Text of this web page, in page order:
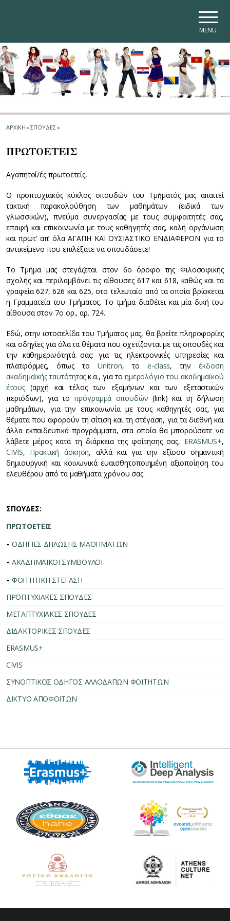
MENU
ΑΡΧΙΚΗ» ΣΠΟΥΔΕΣ»
ΠΡΩΤΟΕΤΕΙΣ
Αγαπητοί/ές πρωτοετείς,
Ο προπτυχιακός κύκλος σπουδών του Τμἠματός μας απαιτεί
τακτική παρακολούθηση των μαθημάτων (ειδικά των
γλωσσικών), πνεύμα συνεργασίας με τους συμφοιτητές σας,
επαφή και επικοινωνία με τους καθηγητές σας, καλή οργάνωση
και πρωτ’ απ’ όλα ΑΓΑΠΗ ΚΑΙ ΟΥΣΙΑΣΤΙΚΟ ΕΝΔΙΑΦΕΡΟΝ για το
αντικείμενο που επιλέξατε να σπουδάσετε!
Το Τμήμα μας στεγάζεται στον 6ο όροφο της Φιλοσοφικής
σχολής και περιλαμβάνει τις αίθουσες 617 και 618, καθώς και τα
γραφεία 627, 626 και 625, στο τελευταίο από τα οποία βρίσκεται
η Γραμματεία του Τμήματος. Το τμήμα διαθέτει και μία δική του
αίθουσα στον 7ο ορ., αρ. 724.
Εδώ, στην ιστοσελίδα του Τμήματος μας, θα βρείτε πληροφορίες
και οδηγίες για όλα τα θέματα που σχετίζονται με τις σπουδές και
την καθημερινότητά σας: για τις ηλεκτρονικές υπηρεσίες και
πλατφόρμες, όπως τοUnitron, το e-class, τηνέκδοση
ακαδημαϊκής ταυτότητας κ.α., για το ημερολόγιο του ακαδημαϊκού
έτους(αρχή και τέλος των εξαμήνων και των εξεταστικών
περιόδων), για τοπρόγραμμά σπουδών (link) και τη δήλωση
μαθημάτων, για την επικοινωνία με τους καθηγητές σας, για
θέματα που αφορούν τη σίτιση και τη στέγαση, για τα διεθνή και
άλλα εκπαιδευτικά προγράμματα, στα οποία θα μπορούσατε να
λάβετε μέρος κατά τη διάρκεια της φοίτησης σας, ERASMUS+,
CIVIS, Πρακτική άσκηση, αλλά και για την εξίσου σημαντική
δημιουργική και κοινωνικά ευαισθητοποιημένη αξιοποίηση του
ελευθέρου από τα μαθήματα χρόνου σας.
ΣΠΟΥΔΕΣ:
ΠΡΩΤΟΕΤΕΙΣ
ΟΔΗΓΙΕΣ ΔΗΛΩΣΗΣ ΜΑΘΗΜΑΤΩΝ
ΑΚΑΔΗΜΑΪΚΟΙ ΣΥΜΒΟΥΛΟΙ
ΦΟΙΤΗΤΙΚΗ ΣΤΕΓΑΣΗ
ΠΡΟΠΤΥΧΙΑΚΕΣ ΣΠΟΥΔΕΣ
ΜΕΤΑΠΤΥΧΙΑΚΕΣ ΣΠΟΥΔΕΣ
ΔΙΔΑΚΤΟΡΙΚΕΣ ΣΠΟΥΔΕΣ
ERASMUS+
CIVIS
ΣΥΝΟΠΤΙΚΟΣ ΟΔΗΓΟΣ ΑΛΛΟΔΑΠΩΝ ΦΟΙΤΗΤΩΝ
ΔΙΚΤΥΟ ΑΠΟΦΟΙΤΩΝ